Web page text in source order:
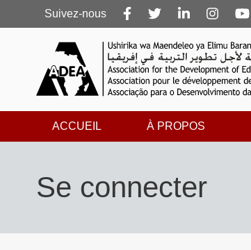
Follow
us
Suivez-nous
ACCUEIL À PROPOS
Se connecter